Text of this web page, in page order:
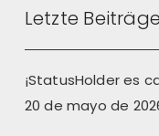
Letzte Beiträge
¡StatusHolder es
20 de mayo de